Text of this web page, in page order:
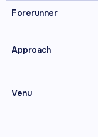
Forerunner
Approach
Venu